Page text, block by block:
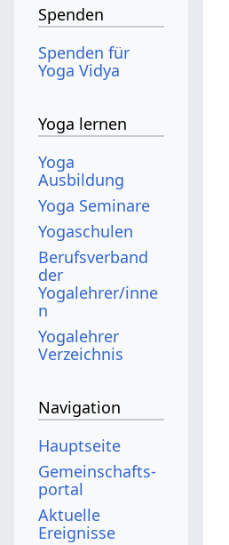
Spenden
Spenden für
Yoga Vidya
Yoga lernen
Yoga
Ausbildung
Yoga Seminare
Yogaschulen
Berufsverband
der
Yogalehrer/inne
n
Yogalehrer
Verzeichnis
Navigation
Hauptseite
Gemeinschafts­
portal
Aktuelle
Ereignisse